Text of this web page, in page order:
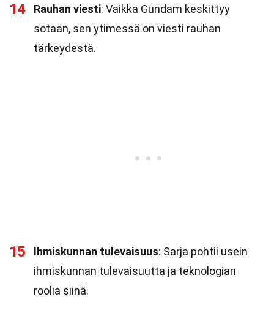
14 Rauhan viesti: Vaikka Gundam keskittyy
sotaan, sen ytimessä on viesti rauhan
tärkeydestä.
15 Ihmiskunnan tulevaisuus: Sarja pohtii usein
ihmiskunnan tulevaisuutta ja teknologian
roolia siinä.